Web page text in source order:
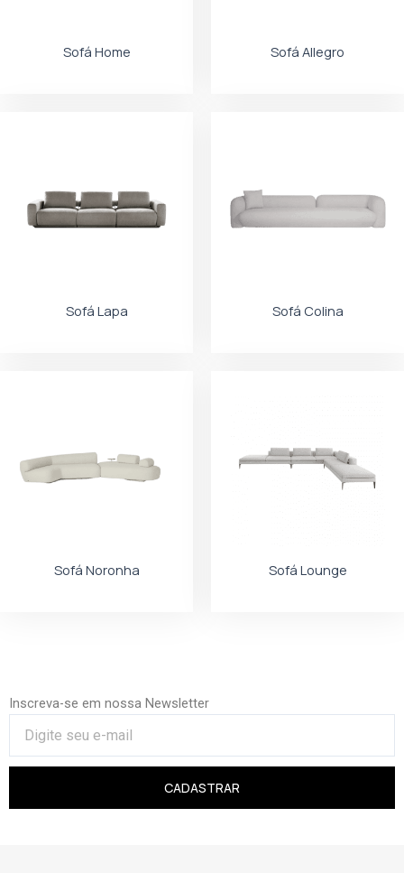
Sofá Home Sofá Allegro
Sofá Lapa Sofá Colina
Sofá Noronha Sofá Lounge
Inscreva-se em nossa Newsletter
CADASTRAR